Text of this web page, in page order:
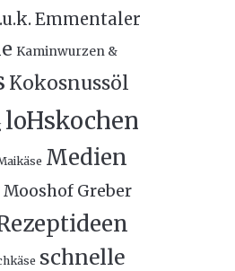
Emmentaler
Kaminwurzen &
Kokosnussöl
loHskochen
Medien
Mooshof Greber
schnelle